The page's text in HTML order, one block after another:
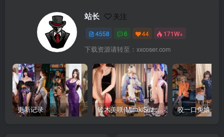
站长 关注
4558 6 44 171W+
下载资源请转至：xxcoser.com
更新记录 铃木美咲(MisakiSuzuki) 合集下载 咬一口兔娘 合